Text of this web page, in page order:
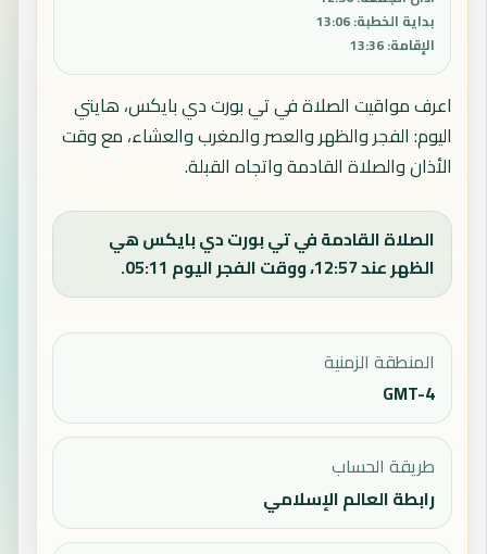
بداية الخطبة:
13:06
الإقامة:
13:36
اعرف مواقيت الصلاة في تي بورت دي بايكس، هايتي
اليوم: الفجر والظهر والعصر والمغرب والعشاء، مع وقت
الأذان والصلاة القادمة واتجاه القبلة.
الصلاة القادمة في تي بورت دي بايكس هي
الظهر عند 12:57، ووقت الفجر اليوم 05:11.
المنطقة الزمنية
GMT-4
طريقة الحساب
رابطة العالم الإسلامي